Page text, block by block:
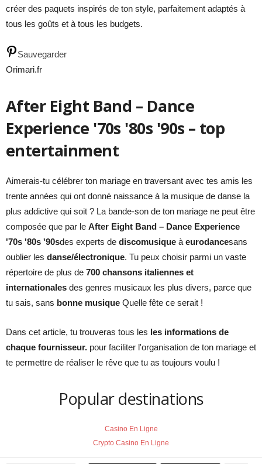
créer des paquets inspirés de ton style, parfaitement adaptés à
tous les goûts et à tous les budgets.
Sauvegarder
Orimari.fr
After Eight Band – Dance
Experience '70s '80s '90s – top
entertainment
Aimerais-tu célébrer ton mariage en traversant avec tes amis les
trente années qui ont donné naissance à la musique de danse la
plus addictive qui soit ? La bande-son de ton mariage ne peut être
composée que par le After Eight Band – Dance Experience
'70s '80s '90sdes experts de discomusique à eurodancesans
oublier les danse/électronique. Tu peux choisir parmi un vaste
répertoire de plus de 700 chansons italiennes et
internationales des genres musicaux les plus divers, parce que
tu sais, sans bonne musique Quelle fête ce serait !
Dans cet article, tu trouveras tous les les informations de
chaque fournisseur. pour faciliter l'organisation de ton mariage et
te permettre de réaliser le rêve que tu as toujours voulu !
Popular destinations
Casino En Ligne
Crypto Casino En Ligne